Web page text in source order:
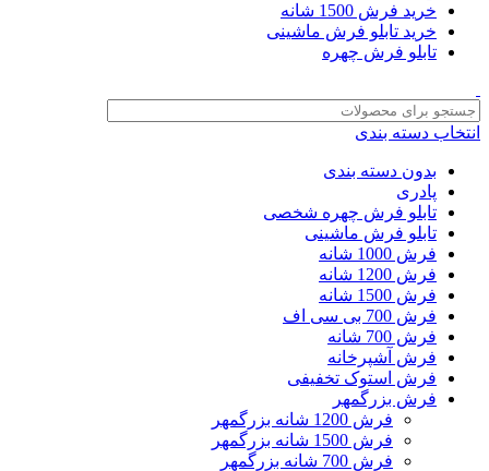
خرید فرش 1500 شانه
خرید تابلو فرش ماشینی
تابلو فرش چهره
انتخاب دسته بندی
بدون دسته بندی
پادری
تابلو فرش چهره شخصی
تابلو فرش ماشینی
فرش 1000 شانه
فرش 1200 شانه
فرش 1500 شانه
فرش 700 بی سی اف
فرش 700 شانه
فرش آشپرخانه
فرش استوک تخفیفی
فرش بزرگمهر
فرش 1200 شانه بزرگمهر
فرش 1500 شانه بزرگمهر
فرش 700 شانه بزرگمهر